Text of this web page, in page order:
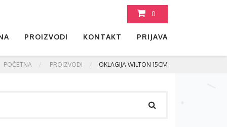
0
PROIZVODI KONTAKT PRIJAVA
POČETNA PROIZVODI OKLAGIJA WILTON 15CM